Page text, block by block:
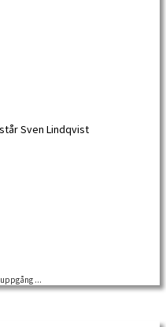
år gammal. Han var kanske allra
...